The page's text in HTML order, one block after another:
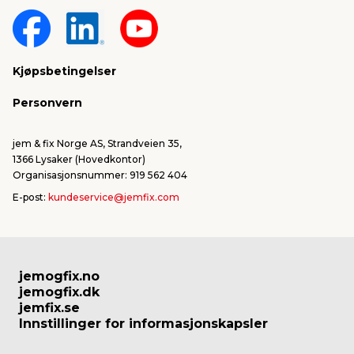
Kjøpsbetingelser
Personvern
jem & fix Norge AS, Strandveien 35,
1366 Lysaker (Hovedkontor)
Organisasjonsnummer: 919 562 404
E-post: kundeservice@jemfix.com
jemogfix.no
jemogfix.dk
jemfix.se
Innstillinger for informasjonskapsler